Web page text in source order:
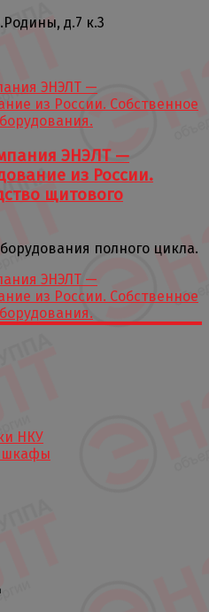
д.7 к.3
ЭНЭЛТ —
из России.
щитового
полного цикла.
НКУ
шкафы